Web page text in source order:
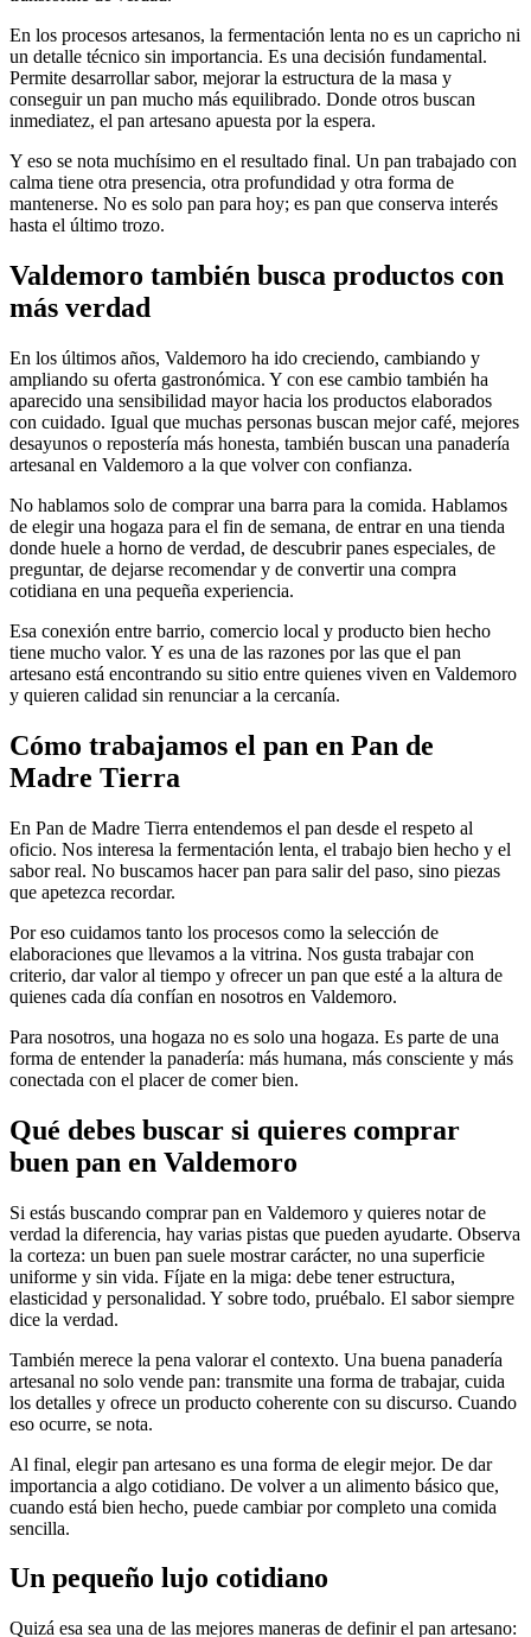
En los procesos artesanos, la fermentación lenta no es un capricho ni
un detalle técnico sin importancia. Es una decisión fundamental.
Permite desarrollar sabor, mejorar la estructura de la masa y
conseguir un pan mucho más equilibrado. Donde otros buscan
inmediatez, el pan artesano apuesta por la espera.
Y eso se nota muchísimo en el resultado final. Un pan trabajado con
calma tiene otra presencia, otra profundidad y otra forma de
mantenerse. No es solo pan para hoy; es pan que conserva interés
hasta el último trozo.
Valdemoro también busca productos con
más verdad
En los últimos años, Valdemoro ha ido creciendo, cambiando y
ampliando su oferta gastronómica. Y con ese cambio también ha
aparecido una sensibilidad mayor hacia los productos elaborados
con cuidado. Igual que muchas personas buscan mejor café, mejores
desayunos o repostería más honesta, también buscan una panadería
artesanal en Valdemoro a la que volver con confianza.
No hablamos solo de comprar una barra para la comida. Hablamos
de elegir una hogaza para el fin de semana, de entrar en una tienda
donde huele a horno de verdad, de descubrir panes especiales, de
preguntar, de dejarse recomendar y de convertir una compra
cotidiana en una pequeña experiencia.
Esa conexión entre barrio, comercio local y producto bien hecho
tiene mucho valor. Y es una de las razones por las que el pan
artesano está encontrando su sitio entre quienes viven en Valdemoro
y quieren calidad sin renunciar a la cercanía.
Cómo trabajamos el pan en Pan de
Madre Tierra
En Pan de Madre Tierra entendemos el pan desde el respeto al
oficio. Nos interesa la fermentación lenta, el trabajo bien hecho y el
sabor real. No buscamos hacer pan para salir del paso, sino piezas
que apetezca recordar.
Por eso cuidamos tanto los procesos como la selección de
elaboraciones que llevamos a la vitrina. Nos gusta trabajar con
criterio, dar valor al tiempo y ofrecer un pan que esté a la altura de
quienes cada día confían en nosotros en Valdemoro.
Para nosotros, una hogaza no es solo una hogaza. Es parte de una
forma de entender la panadería: más humana, más consciente y más
conectada con el placer de comer bien.
Qué debes buscar si quieres comprar
buen pan en Valdemoro
Si estás buscando comprar pan en Valdemoro y quieres notar de
verdad la diferencia, hay varias pistas que pueden ayudarte. Observa
la corteza: un buen pan suele mostrar carácter, no una superficie
uniforme y sin vida. Fíjate en la miga: debe tener estructura,
elasticidad y personalidad. Y sobre todo, pruébalo. El sabor siempre
dice la verdad.
También merece la pena valorar el contexto. Una buena panadería
artesanal no solo vende pan: transmite una forma de trabajar, cuida
los detalles y ofrece un producto coherente con su discurso. Cuando
eso ocurre, se nota.
Al final, elegir pan artesano es una forma de elegir mejor. De dar
importancia a algo cotidiano. De volver a un alimento básico que,
cuando está bien hecho, puede cambiar por completo una comida
sencilla.
Un pequeño lujo cotidiano
Quizá esa sea una de las mejores maneras de definir el pan artesano: